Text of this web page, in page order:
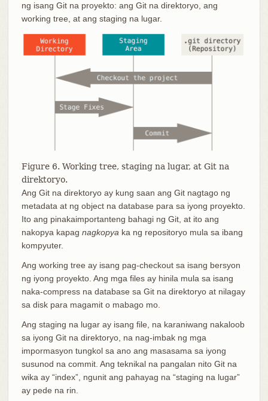
ng isang Git na proyekto: ang Git na direktoryo, ang
working tree, at ang staging na lugar.
Figure 6. Working tree, staging na lugar, at Git na
direktoryo.
Ang Git na direktoryo ay kung saan ang Git nagtago ng
metadata at ng object na database para sa iyong proyekto.
Ito ang pinakaimportanteng bahagi ng Git, at ito ang
nakopya kapag nagkopya ka ng repositoryo mula sa ibang
kompyuter.
Ang working tree ay isang pag-checkout sa isang bersyon
ng iyong proyekto. Ang mga files ay hinila mula sa isang
naka-compress na database sa Git na direktoryo at nilagay
sa disk para magamit o mabago mo.
Ang staging na lugar ay isang file, na karaniwang nakaloob
sa iyong Git na direktoryo, na nag-imbak ng mga
impormasyon tungkol sa ano ang masasama sa iyong
susunod na commit. Ang teknikal na pangalan nito Git na
wika ay “index”, ngunit ang pahayag na “staging na lugar”
ay pede na rin.